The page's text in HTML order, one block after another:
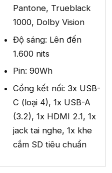
Pantone, Trueblack
1000, Dolby Vision
Độ sáng: Lên đến
1.600 nits
Pin: 90Wh
Cổng kết nối: 3x USB-
C (loại 4), 1x USB-A
(3.2), 1x HDMI 2.1, 1x
jack tai nghe, 1x khe
cắm SD tiêu chuẩn